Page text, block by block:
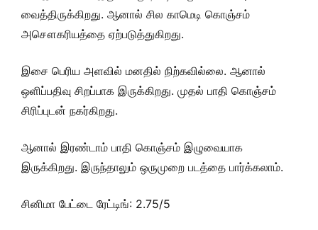
வைத்திருக்கிறது. ஆனால் சில காமெடி கொஞ்சம்
அசௌகரியத்தை ஏற்படுத்துகிறது.
இசை பெரிய அளவில் மனதில் நிற்கவில்லை. ஆனால்
ஒளிப்பதிவு சிறப்பாக இருக்கிறது. முதல் பாதி கொஞ்சம்
சிரிப்புடன் நகர்கிறது.
ஆனால் இரண்டாம் பாதி கொஞ்சம் இழுவையாக
இருக்கிறது. இருந்தாலும் ஒருமுறை படத்தை பார்க்கலாம்.
சினிமா பேட்டை ரேட்டிங்: 2.75/5